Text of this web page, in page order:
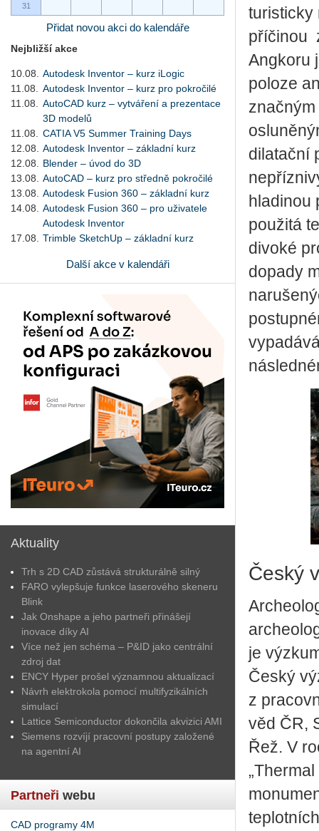
31
Přidat novou akci do kalendáře
Nejbližší akce
10.08.
Autodesk Inventor – kurz iLogic
11.08.
Autodesk Inventor – kurz pro pokročilé
11.08.
AutoCAD kurz – vytváření a prezentace
3D modelů
11.08.
CATIA V5 Summer Training Days
12.08.
Autodesk Inventor – základní kurz
12.08.
Blender – úvod do 3D
13.08.
AutoCAD – kurz pro středně pokročilé
13.08.
Autodesk Fusion 360 – základní kurz
14.08.
Autodesk Fusion 360 – pro uživatele
Autodesk Inventor
17.08.
Trimble SketchUp – základní kurz
Další akce v kalendáři
Aktuality
Trh s 2D CAD zůstává strukturálně silný
FARO vylepšuje funkce laserového skeneru
Blink
Jak Onshape a jeho partneři přinášejí
inovace díky AI
Více než jen schéma – P&ID jako centrální
zdroj dat
ENCY Hyper prošel významnou aktualizací
Návrh elektrokola pomocí multifyzikálních
simulací
Lattice Semiconductor dokončila akvizici AMI
Siemens rozvíjí pracovní postupy založené
na agentní AI
Partneři webu
CAD programy 4M
turisticky
příčinou
Angkoru
poloze
dilatační
hladinou
použitá
divoké
dopady
Český
je
Český
z
věd ČR,
Řež. V